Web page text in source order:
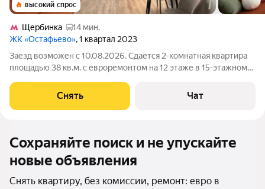
высокий спрос
Щербинка
14 мин.
ЖК «Остафьево», 1 квартал 2023
Заезд возможен с 10.08.2026. Сдаётся 2-комнатная квартира
площадью 38 кв.м. с евроремонтом на 12 этаже в 15-этажном
Духовой шкаф Стиральная машина Холодильник
Посудомоечная машина Дом -
Снять Чат
Сохраняйте поиск и не упускайте
новые объявления
Снять квартиру, без комиссии, ремонт: евро в